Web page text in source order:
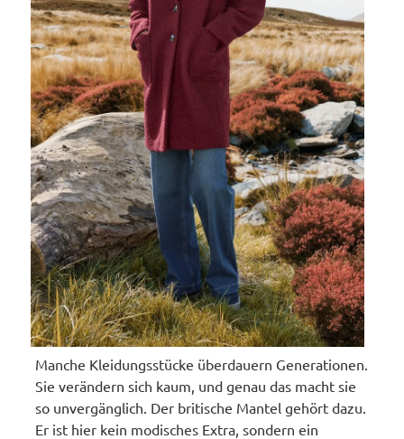
Manche Kleidungsstücke überdauern Generationen.
Sie verändern sich kaum, und genau das macht sie
so unvergänglich. Der britische Mantel gehört dazu.
Er ist hier kein modisches Extra, sondern ein